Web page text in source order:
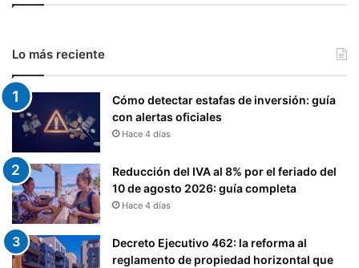
Lo más reciente
Cómo detectar estafas de inversión: guía
con alertas oficiales
Hace 4 días
Reducción del IVA al 8% por el feriado del
10 de agosto 2026: guía completa
Hace 4 días
Decreto Ejecutivo 462: la reforma al
reglamento de propiedad horizontal que